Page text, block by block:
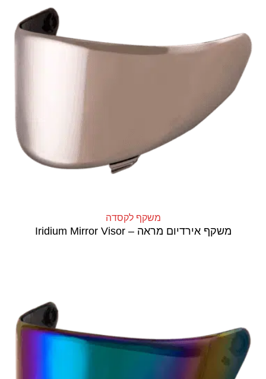
משקף לקסדה
משקף אירדיום מראה – Iridium Mirror Visor